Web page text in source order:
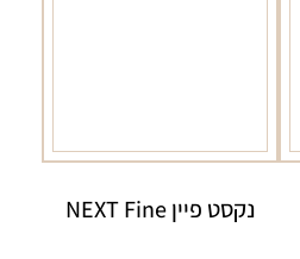
נקסט פיין NEXT Fine